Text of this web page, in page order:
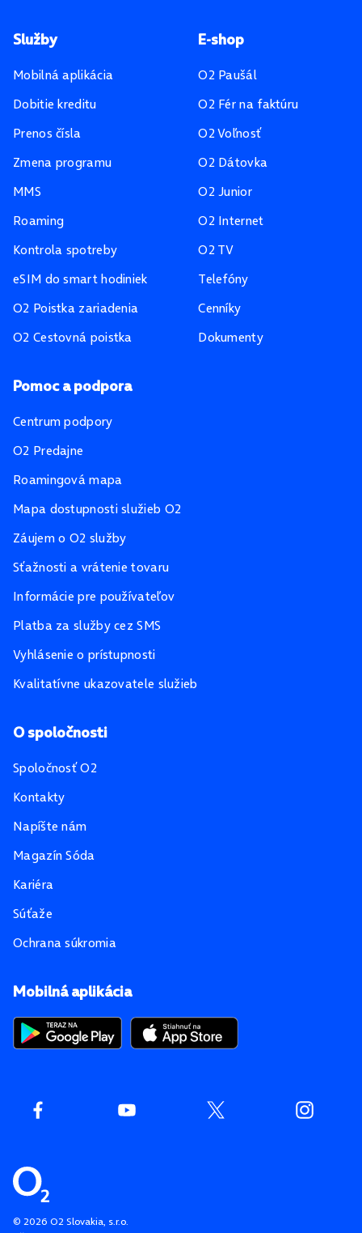
Pätička stránky
© 2026 O2 Slovakia, s.r.o.
Mobilná aplikácia
Služby
Mobilná aplikácia
Dobitie kreditu
Prenos čísla
Zmena programu
MMS
Roaming
Kontrola spotreby
eSIM do smart hodiniek
O2 Poistka zariadenia
O2 Cestovná poistka
E-shop
O2 Paušál
O2 Fér na faktúru
O2 Voľnosť
O2 Dátovka
O2 Junior
O2 Internet
O2 TV
Telefóny
Cenníky
Dokumenty
Pomoc a podpora
Centrum podpory
O2 Predajne
Roamingová mapa
Mapa dostupnosti služieb O2
Záujem o O2 služby
Sťažnosti a vrátenie tovaru
Informácie pre používateľov
Platba za služby cez SMS
Vyhlásenie o prístupnosti
Kvalitatívne ukazovatele služieb
O spoločnosti
Spoločnosť O2
Kontakty
Napíšte nám
Magazín Sóda
Kariéra
Súťaže
Ochrana súkromia